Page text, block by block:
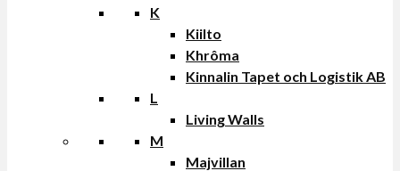
K
Kiilto
Khrôma
Kinnalin Tapet och Logistik AB
L
Living Walls
M
Majvillan